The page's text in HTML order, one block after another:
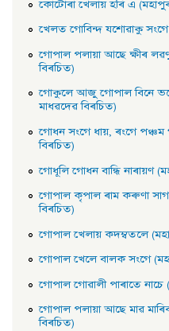
কোটোৰা খেলায় হৰি এ
খেলত গোবিন্দ যশোৱাকু সংগে
গােপাল পলায়া আছে ক্ষীৰ লৱণু
বিৰচিত)
গােকুলে আজু গােপাল বিনে
মাধৱদেৱ বিৰচিত)
গােধন সংগে ধায়, ৰংগে পঞ্চম
বিৰচিত)
গােধূলি গােধন বান্ধি নাৰায়ণ
গােপাল কৃপাল ৰাম কৰুণা সাগৰ
বিৰচিত)
গােপাল খেলায় কদম্বতলে
গােপাল খেলে বালক সংগে
গােপাল গােৱালী পাৰাতে
গােপাল পলায়া আছে মাৱ
বিৰচিত)